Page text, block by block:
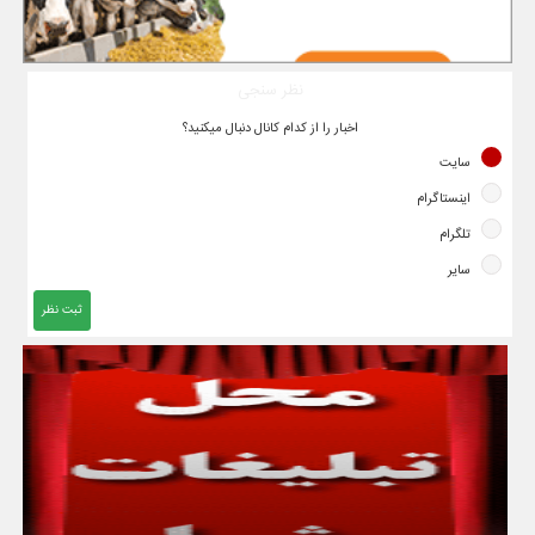
اخبار را از کدام کانال دنبال میکنید؟
سایت
اینستاگرام
تلگرام
سایر
ثبت نظر